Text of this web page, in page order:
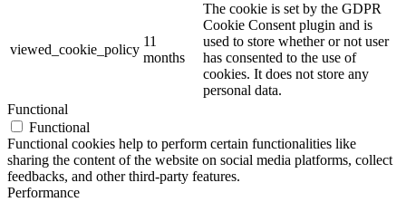
viewed_cookie_policy
11
months
The cookie is set by the GDPR
Cookie Consent plugin and is
used to store whether or not user
has consented to the use of
cookies. It does not store any
personal data.
Functional
Functional
Functional cookies help to perform certain functionalities like
sharing the content of the website on social media platforms, collect
feedbacks, and other third-party features.
Performance